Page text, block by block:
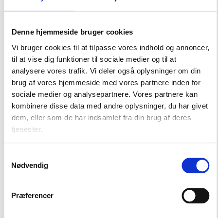
Denne hjemmeside bruger cookies
Vi bruger cookies til at tilpasse vores indhold og annoncer,
til at vise dig funktioner til sociale medier og til at
analysere vores trafik. Vi deler også oplysninger om din
brug af vores hjemmeside med vores partnere inden for
sociale medier og analysepartnere. Vores partnere kan
kombinere disse data med andre oplysninger, du har givet
dem, eller som de har indsamlet fra din brug af deres
tjenester.
Nødvendig
Præferencer
for håndtering af psykisk sårbare i almene
Sikre én adgang til kommunens støttefunktioner, så
boligorganisationer og beboere ved, hvor de kan
henvende sig uden at have nærmere kendskab til den
præcise problemstilling hos den enkelte.
Styrke tværgående netværk og erfaringsgrupper
mellem kommune og boligorganisationer.
støtte til beboere med
De almene boligorganisationer samarbejder bredt
med kommuner og regioner. Download en one-